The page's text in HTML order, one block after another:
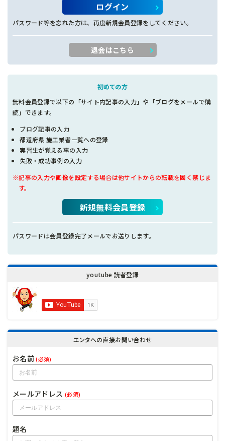
ログイン
パスワード等を忘れた方は、再度新規会員登録をしてください。
退会はこちら
初めての方
無料会員登録で以下の「サイト内記事の入力」や「ブログをメールで購
読」できます。
ブログ記事の入力
都道府県 施工業者一覧への登録
実習生が覚える事の入力
失敗・成功事例の入力
※記事の入力や画像を設定する場合は他サイトからの転載を固く禁じま
す。
新規無料会員登録
パスワードは会員登録完了メールでお送りします。
youtube 読者登録
エンタへの直接お問い合わせ
お名前(必須)
メールアドレス (必須)
題名